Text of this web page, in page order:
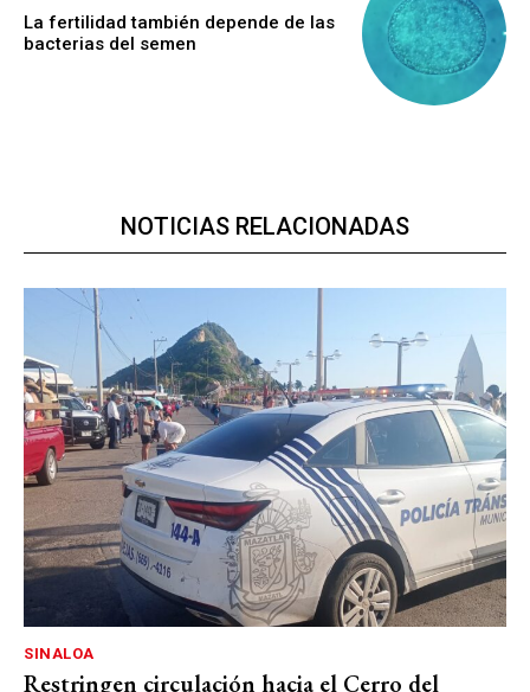
La fertilidad también depende de las
bacterias del semen
NOTICIAS RELACIONADAS
SINALOA
Restringen circulación hacia el Cerro del